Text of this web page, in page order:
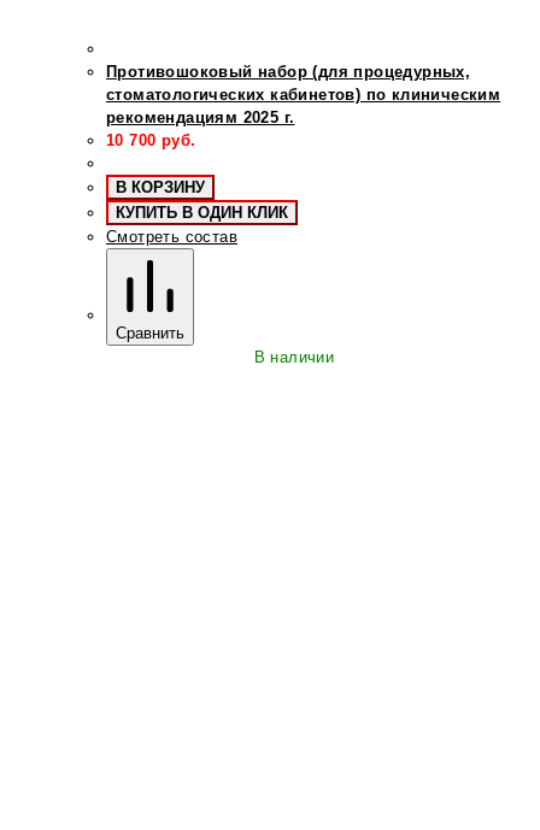
Противошоковый набор (для процедурных,
стоматологических кабинетов) по клиническим
рекомендациям 2025 г.
10 700 руб.
В КОРЗИНУ
КУПИТЬ В ОДИН КЛИК
Смотреть состав
Сравнить
В наличии